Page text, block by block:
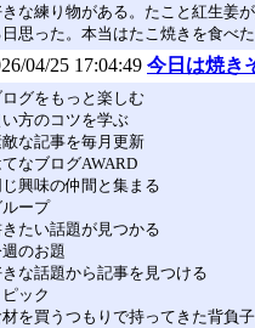
な練り物がある。たこと紅生姜
日思った。本当はたこ焼きを食べ
04/25 17:04:49 今日は焼き
ログをもっと楽しむ
方のコツを学ぶ
な記事を毎月更新
てなブログAWARD
じ興味の仲間と集まる
ループ
たい話題が見つかる
のお題
な話題から記事を見つける
ピック
を買うつもりで持ってきた背負